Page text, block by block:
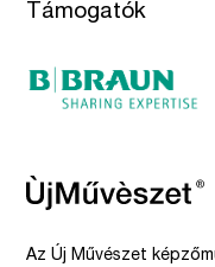
Támogatók
Az Új Művészet